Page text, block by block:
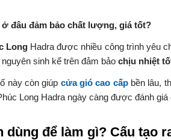
đâu đảm bảo chất lượng, giá tốt?
Long Hadra được nhiều công trình yêu
sinh kể trên đảm bảo chịu nhiệt
này còn giúp cửa gió cao cấpbền lâu,
Long Hadra ngày càng được đánh giá
dùng để làm gì? Cấu tạo